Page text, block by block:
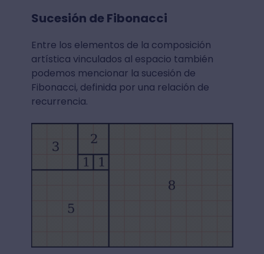
Sucesión de Fibonacci
Entre los elementos de la composición
artística vinculados al espacio también
podemos mencionar la sucesión de
Fibonacci, definida por una relación de
recurrencia.